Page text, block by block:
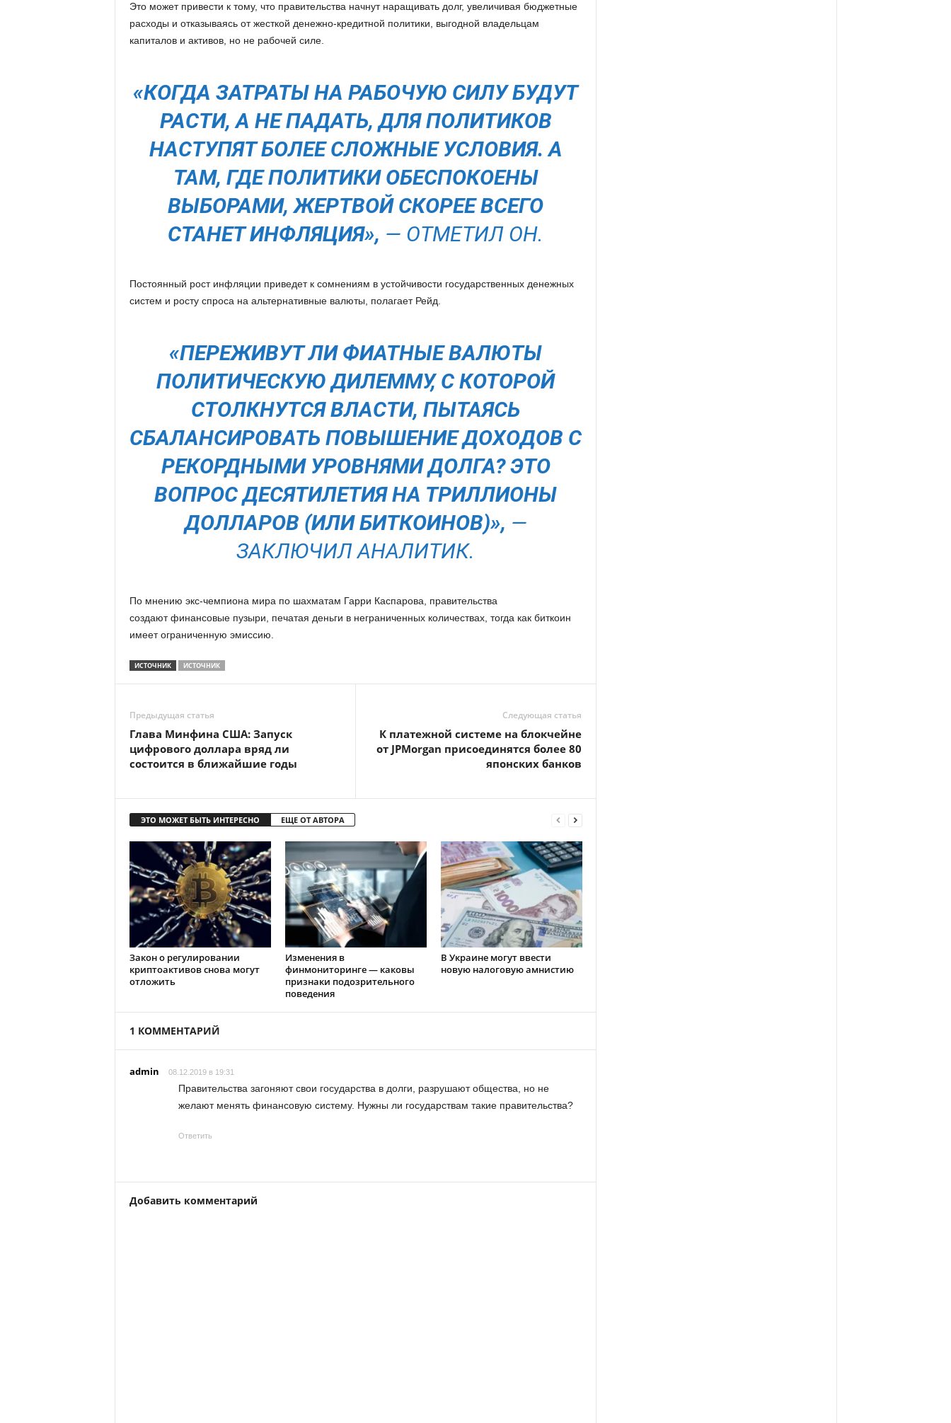
Это может привести к тому, что правительства начнут наращивать долг, увеличивая бюджетные
расходы и отказываясь от жесткой денежно-кредитной политики, выгодной владельцам
капиталов и активов, но не рабочей силе.
«КОГДА ЗАТРАТЫ НА РАБОЧУЮ СИЛУ БУДУТ
РАСТИ, А НЕ ПАДАТЬ, ДЛЯ ПОЛИТИКОВ
НАСТУПЯТ БОЛЕЕ СЛОЖНЫЕ УСЛОВИЯ. А
ТАМ, ГДЕ ПОЛИТИКИ ОБЕСПОКОЕНЫ
ВЫБОРАМИ, ЖЕРТВОЙ СКОРЕЕ ВСЕГО
СТАНЕТ ИНФЛЯЦИЯ», — ОТМЕТИЛ ОН.
Постоянный рост инфляции приведет к сомнениям в устойчивости государственных денежных
систем и росту спроса на альтернативные валюты, полагает Рейд.
«ПЕРЕЖИВУТ ЛИ ФИАТНЫЕ ВАЛЮТЫ
ПОЛИТИЧЕСКУЮ ДИЛЕММУ, С КОТОРОЙ
СТОЛКНУТСЯ ВЛАСТИ, ПЫТАЯСЬ
СБАЛАНСИРОВАТЬ ПОВЫШЕНИЕ ДОХОДОВ С
РЕКОРДНЫМИ УРОВНЯМИ ДОЛГА? ЭТО
ВОПРОС ДЕСЯТИЛЕТИЯ НА ТРИЛЛИОНЫ
ДОЛЛАРОВ (ИЛИ БИТКОИНОВ)», —
ЗАКЛЮЧИЛ АНАЛИТИК.
По мнению экс-чемпиона мира по шахматам Гарри Каспарова, правительства
создают финансовые пузыри, печатая деньги в неграниченных количествах, тогда как биткоин
имеет ограниченную эмиссию.
ИСТОЧНИК ИСТОЧНИК
Предыдущая статья
Глава Минфина США: Запуск
цифрового доллара вряд ли
состоится в ближайшие годы
Следующая статья
К платежной системе на блокчейне
от JPMorgan присоединятся более 80
японских банков
ЭТО МОЖЕТ БЫТЬ ИНТЕРЕСНО ЕЩЕ ОТ АВТОРА
Закон о регулировании
криптоактивов снова могут
отложить
Изменения в
финмониторинге — каковы
признаки подозрительного
поведения
В Украине могут ввести
новую налоговую амнистию
1 КОММЕНТАРИЙ
admin 08.12.2019 в 19:31
Правительства загоняют свои государства в долги, разрушают общества, но не
желают менять финансовую систему. Нужны ли государствам такие правительства?
Ответить
Добавить комментарий